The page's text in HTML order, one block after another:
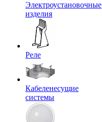
Электроустановочные
изделия
Реле
Кабеленесущие
системы